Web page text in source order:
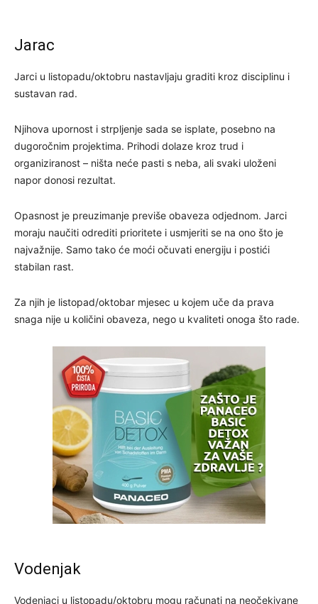
Jarac
Jarci u listopadu/oktobru nastavljaju graditi kroz disciplinu i
sustavan rad.
Njihova upornost i strpljenje sada se isplate, posebno na
dugoročnim projektima. Prihodi dolaze kroz trud i
organiziranost – ništa neće pasti s neba, ali svaki uloženi
napor donosi rezultat.
Opasnost je preuzimanje previše obaveza odjednom. Jarci
moraju naučiti odrediti prioritete i usmjeriti se na ono što je
najvažnije. Samo tako će moći očuvati energiju i postići
stabilan rast.
Za njih je listopad/oktobar mjesec u kojem uče da prava
snaga nije u količini obaveza, nego u kvaliteti onoga što rade.
Vodenjak
Vodenjaci u listopadu/oktobru mogu računati na neočekivane